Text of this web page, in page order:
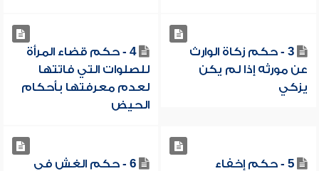
3 - حكم زكاة الوارث
عن مورثه إذا لم يكن
يزكي
4 - حكم قضاء المرأة
للصلوات التي فاتتها
لعدم معرفتها بأحكام
الحيض
5 - حكم إخفاء
6 - حكم الغش في